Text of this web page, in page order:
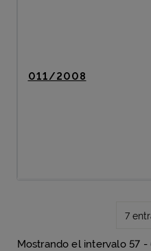
011/2008
7
Mostrando el intervalo 57 -